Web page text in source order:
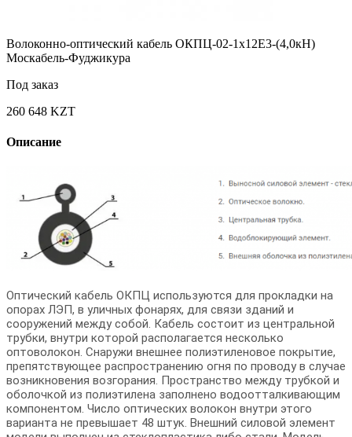
Волоконно-оптический кабель ОКПЦ-02-1х12E3-(4,0кН)
Москабель-Фуджикура
Под заказ
260 648 KZT
Описание
Оптический кабель ОКПЦ используются для прокладки на
опорах ЛЭП, в уличных фонарях, для связи зданий и
сооружений между собой. Кабель состоит из центральной
трубки, внутри которой располагается несколько
оптоволокон. Снаружи внешнее полиэтиленовое покрытие,
препятствующее распространению огня по проводу в случае
возникновения возгорания. Пространство между трубкой и
оболочкой из полиэтилена заполнено водоотталкивающим
компонентом. Число оптических волокон внутри этого
варианта не превышает 48 штук. Внешний силовой элемент